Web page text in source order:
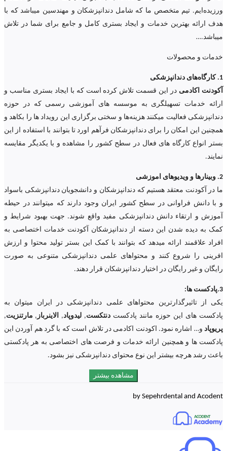
ورزیده‌‌ایم. تیم متخصص ما که شامل دندانپزشکان و مهندسین میباشد که با
هدف ارائه بهترین خدمات و ایجاد بستری کامل و جامع برای شما در تلاش
میباشد.…
خدمات و محصولات
1. کارگاه‌های دندانپزشکی
آکودنت اکادمی در این قسمت تلاش کرده است که با ایجاد بستری مناسب و
ارائه خدمات تسهیلگری به موسسه های آموزشی رسمی که در حوزه
دندانپزشکی فعالیت میکنند هزینه‌ها و سختی برگزاری این رویداد ها را بکاهد و
همچنین این امکان را برای دندانپزشکان فرآهم اورد تا بتوانند با استفاده از این
بستر انواع کارگاه های فعال در سطح کشور را مشاهده و با یکدیگر مقایسه
نمایند.
2. وبینارها و ویدیوهای اموزشی
ما در آکودنت معتقد هستیم که دندانپزشکان و دانشجویان دندانپزشکی باسواد
و با دانش فراوانی در سطح کشور ایران وجود دارند که میتوانند در حیطه
آموزش و ارتقاء دانش دندانپزشکی مفید واقع شوند. جهت بهبود شرایط و
کمک به دیده شدن این دسته از دندانپزشکان آکودنت خدمات اختصاصی به
افراد علاقمند ارائه میدهد که بتوانند با کمک این بستر تولید محتوا و ارزش
افرینی را شروع کنند و محتواهای علمی دندانپزشکی متنوعی به صورت
رایگان و غیر رایگان در اختیار دندانپزشکان قرار دهند.
3.پادکست ها:
یکی از تاثیرگذارترین محتواهای علمی دندانپزشکی در ایران میتوان به
پادکست های این حوزه مانند پادکست دنتکست, لیدوپاد, الاینرباز , مارتنزیت,
پریوپاد و… اشاره نمود. اکودنت اکادمی در تلاش است که با گرد هم آوردن این
پادکست ها و همچنین ارائه خدمات و فرصت های اختصاصی به هر پادکستی
باعث رشد هرچه بیشتر این نوع محتوای دندانپزشکی نیز بشود.
مشاهده بیشتر
by Sepehrdental and Acodent